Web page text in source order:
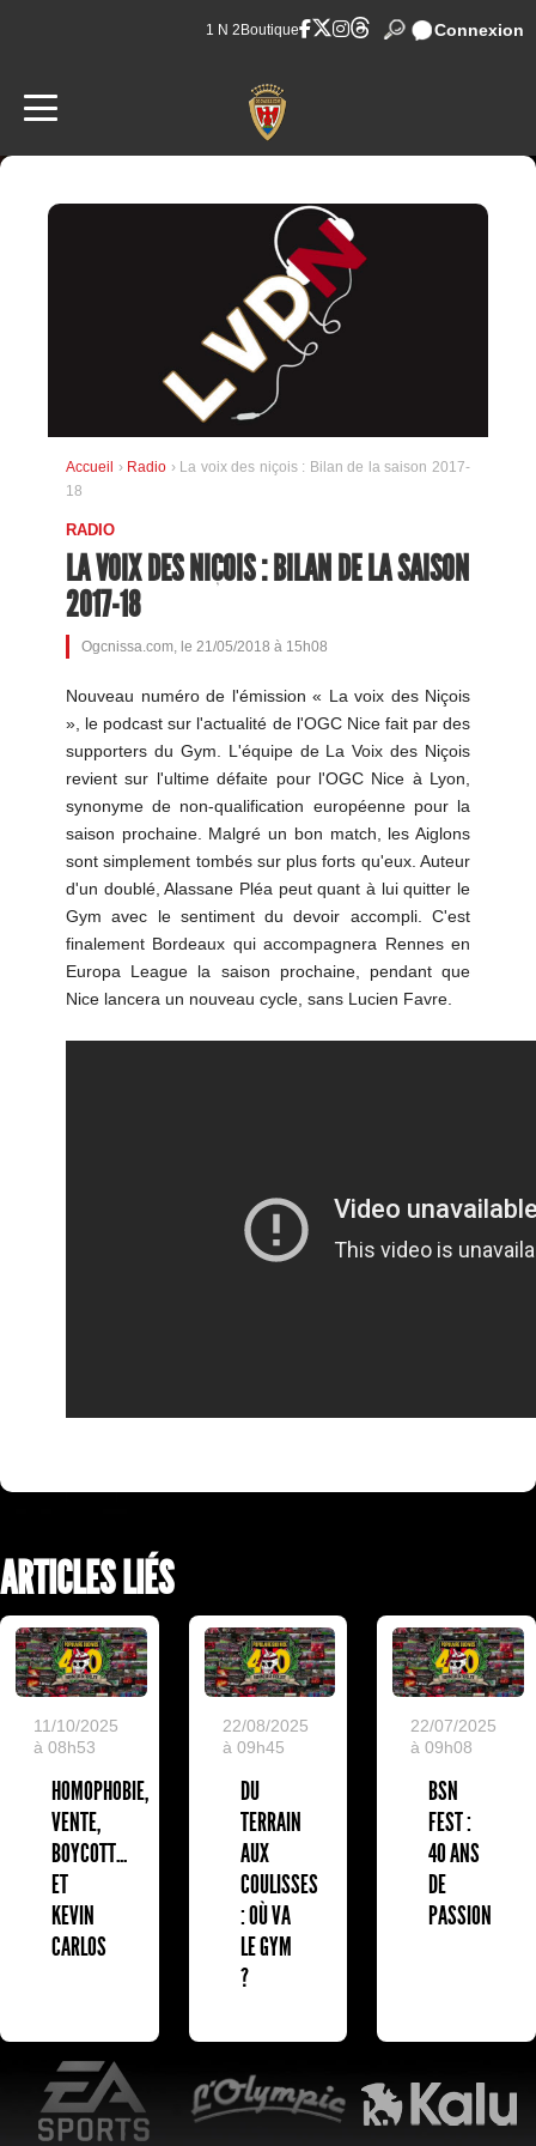
1 N 2 Boutique Connexion
Accueil › Radio › La voix des niçois : Bilan de la saison 2017-
18
RADIO
LA VOIX DES NIÇOIS : BILAN DE LA SAISON
2017-18
Ogcnissa.com, le 21/05/2018 à 15h08
Nouveau numéro de l'émission « La voix des Niçois
», le podcast sur l'actualité de l'OGC Nice fait par des
supporters du Gym. L'équipe de La Voix des Niçois
revient sur l'ultime défaite pour l'OGC Nice à Lyon,
synonyme de non-qualification européenne pour la
saison prochaine. Malgré un bon match, les Aiglons
sont simplement tombés sur plus forts qu'eux. Auteur
d'un doublé, Alassane Pléa peut quant à lui quitter le
Gym avec le sentiment du devoir accompli. C'est
finalement Bordeaux qui accompagnera Rennes en
Europa League la saison prochaine, pendant que
Nice lancera un nouveau cycle, sans Lucien Favre.
ARTICLES LIÉS
11/10/2025
à 08h53
HOMOPHOBIE,
VENTE,
BOYCOTT...
ET
KEVIN
CARLOS
22/08/2025
à 09h45
DU
TERRAIN
AUX
COULISSES
: OÙ VA
LE GYM
?
22/07/2025
à 09h08
BSN
FEST :
40 ANS
DE
PASSION
EA Sports